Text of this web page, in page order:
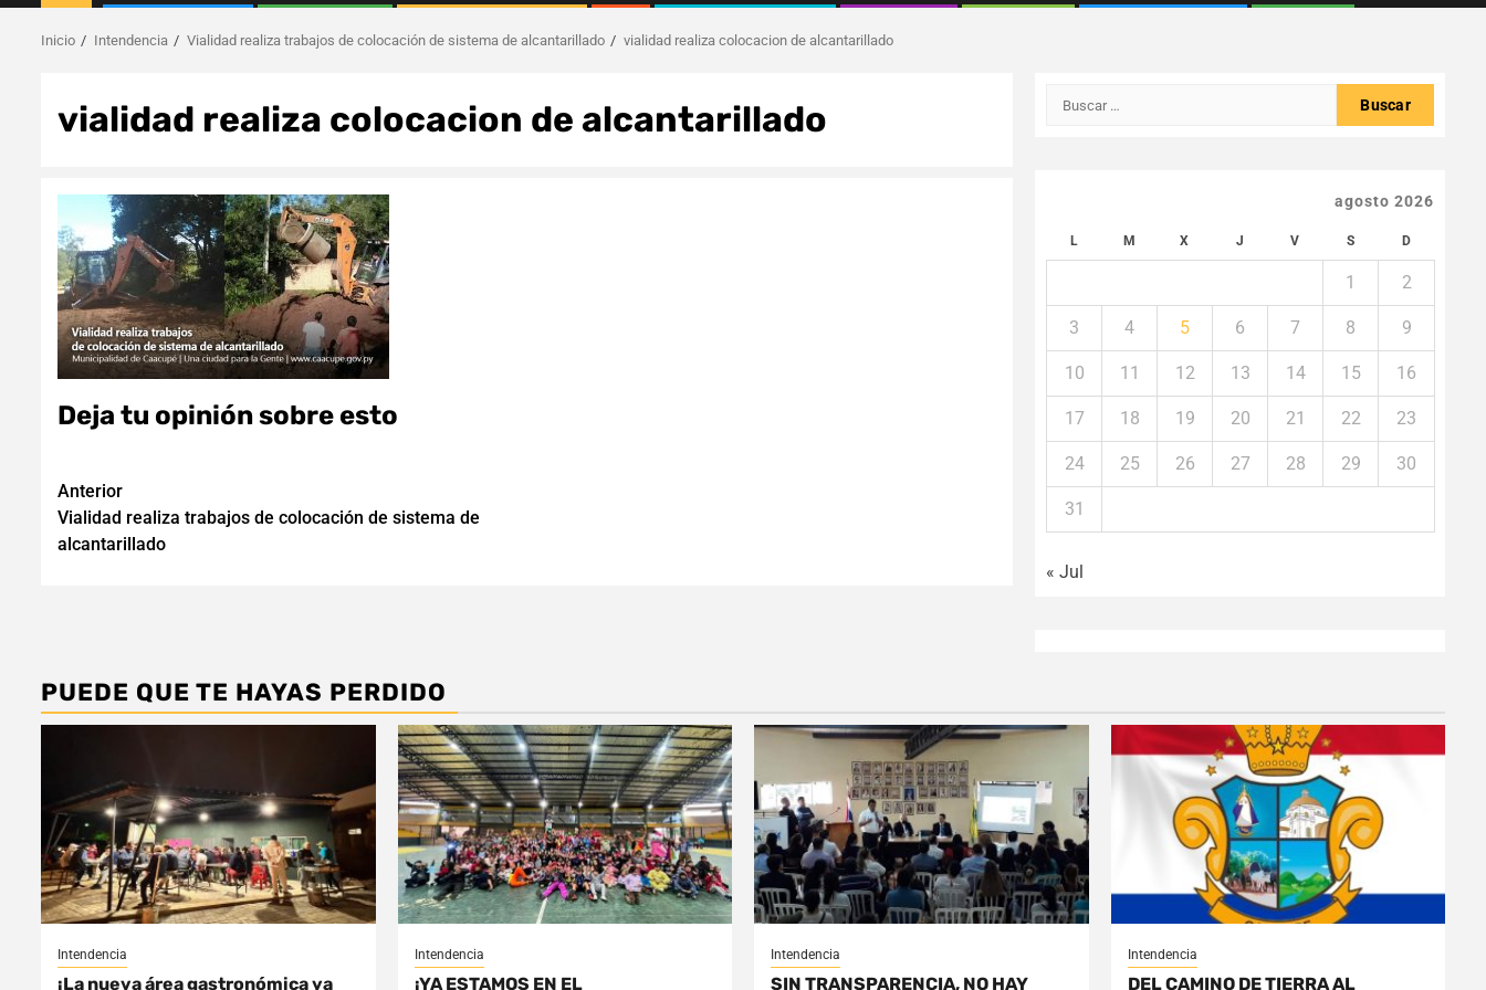
Inicio Intendencia Vialidad realiza trabajos de colocación de sistema de alcantarillado vialidad realiza colocacion de alcantarillado
vialidad realiza colocacion de alcantarillado
Deja tu opinión sobre esto
Navegación
de
Anterior
Vialidad realiza trabajos de colocación de sistema de
alcantarillado
Buscar:
agosto 2026
L M X J V S D
1 2
3 4 5 6 7 8 9
10 11 12 13 14 15 16
17 18 19 20 21 22 23
24 25 26 27 28 29 30
31
« Jul
PUEDE QUE TE HAYAS PERDIDO
Intendencia
¡La nueva área gastronómica ya
Intendencia
¡YA ESTAMOS EN EL
Intendencia
SIN TRANSPARENCIA, NO HAY
Intendencia
DEL CAMINO DE TIERRA AL